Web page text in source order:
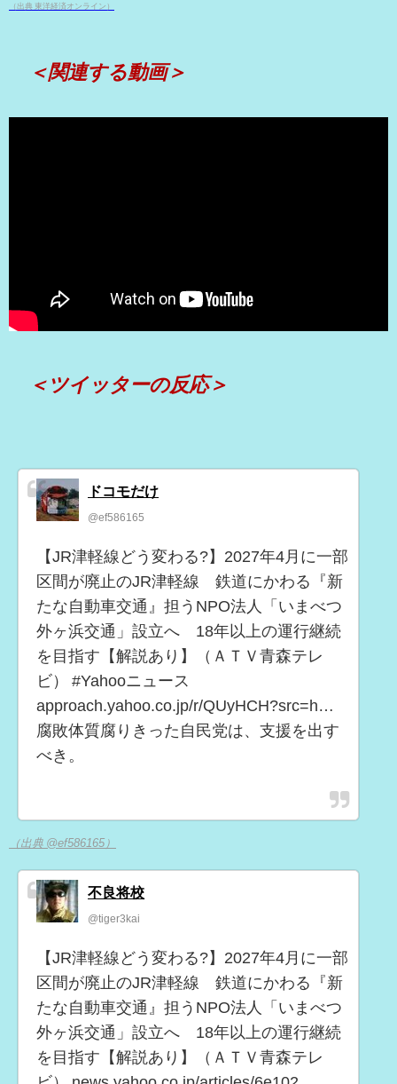
（出典 東洋経済オンライン）
＜関連する動画＞
＜ツイッターの反応＞
ドコモだけ
@ef586165
【JR津軽線どう変わる?】2027年4月に一部
区間が廃止のJR津軽線 鉄道にかわる『新
たな自動車交通』担うNPO法人「いまべつ
外ヶ浜交通」設立へ 18年以上の運行継続
を目指す【解説あり】（ＡＴＶ青森テレ
ビ） #Yahooニュース
approach.yahoo.co.jp/r/QUyHCH?src=h…
腐敗体質腐りきった自民党は、支援を出す
べき。
（出典 @ef586165）
不良将校
@tiger3kai
【JR津軽線どう変わる?】2027年4月に一部
区間が廃止のJR津軽線 鉄道にかわる『新
たな自動車交通』担うNPO法人「いまべつ
外ヶ浜交通」設立へ 18年以上の運行継続
を目指す【解説あり】（ＡＴＶ青森テレ